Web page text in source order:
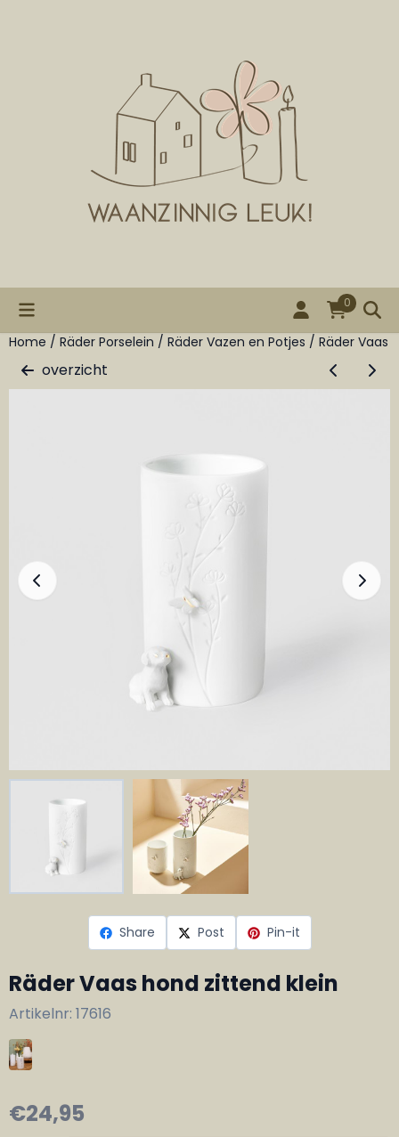
0
Home / Räder Porselein / Räder Vazen en Potjes / Räder Vaas
overzicht
Share Post Pin-it
Räder Vaas hond zittend klein
Artikelnr: 17616
€24,95